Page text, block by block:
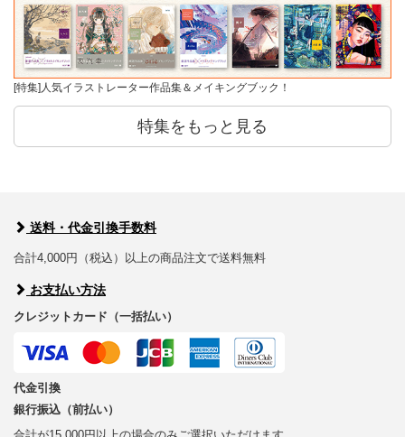
[特集]人気イラストレーター作品集＆メイキングブック！
特集をもっと見る
送料・代金引換手数料
合計4,000円（税込）以上の商品注文で送料無料
お支払い方法
クレジットカード（一括払い）
代金引換
銀行振込（前払い）